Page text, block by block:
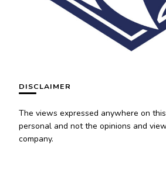
DISCLAIMER
The views expressed anywhere on
personal and not the opinions and
company.